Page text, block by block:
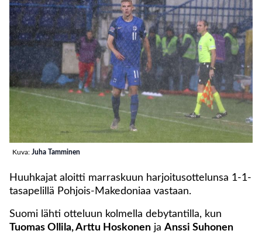
Kuva: Juha Tamminen
Huuhkajat aloitti marraskuun harjoitusottelunsa 1-1-
tasapelillä Pohjois-Makedoniaa vastaan.
Suomi lähti otteluun kolmella debytantilla, kun
Tuomas Ollila, Arttu Hoskonen ja Anssi Suhonen